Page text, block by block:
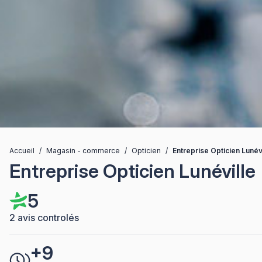
Accueil / Magasin - commerce / Opticien / Entreprise Opticien
Entreprise Opticien Lunéville
5
2 avis controlés
+9